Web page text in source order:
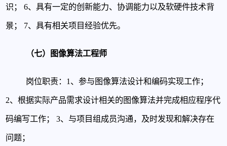
识；6、具有一定的创新能力、协调能力以及软硬件技术背
景； 7、具有相关项目经验优先。
（七）图像算法工程师
岗位职责： 1、参与图像算法设计和编码实现工作；
2、根据实际产品需求设计相关的图像算法并完成相应程序代
码编写工作；3、与项目组成员沟通，及时发现和解决存在
问题；